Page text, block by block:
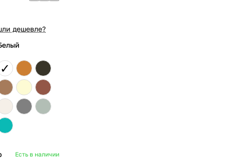
дешевле?
✓
Есть в наличии